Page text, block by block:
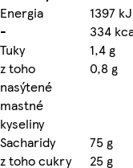
Energia
1397 kJ
-
334
Tuky
1,4 g
z toho
nasýtené
mastné
kyseliny
0,8 g
Sacharidy 75 g
z toho cukry
25 g